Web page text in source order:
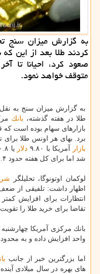
به گزارش میزان سنج
كردند طلا بعد از این
صعود كرد، احیانا تا
متوقف خواهد نمود.
به گزارش میزان سنج به نقل
طلا در هفته گذشته، بانك
بازارهای سهام بوده است كه قیمت
برد. بهای هر اونس طلا برای
بازار
آمریكا با ۹.۸۰ دلار یا ۰.۸ درصد كاهش، در ۱۲۵۸.۱۰
شد اما برای كل هفته حدود ۱.۴ درصد رشد قیمت داشت.
لوكمان اوتونوگا، تحلیلگر
اظهار داشت: تلفیقی از
تقاضا برای خرید طلا را
واحد افزایش داده و به محدوده ۲.۲۵ تا ۲.۵۰ درصد رسانده
اما بزرگترین خبر از جانب
های بهره در سال میلادی